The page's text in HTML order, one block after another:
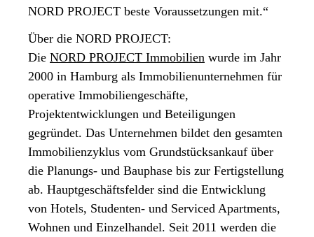
NORD PROJECT beste Voraussetzungen mit.“
Über die NORD PROJECT:
Die NORD PROJECT Immobilien wurde im Jahr
2000 in Hamburg als Immobilienunternehmen für
operative Immobiliengeschäfte,
Projektentwicklungen und Beteiligungen
gegründet. Das Unternehmen bildet den gesamten
Immobilienzyklus vom Grundstücksankauf über
die Planungs- und Bauphase bis zur Fertigstellung
ab. Hauptgeschäftsfelder sind die Entwicklung
von Hotels, Studenten- und Serviced Apartments,
Wohnen und Einzelhandel. Seit 2011 werden die